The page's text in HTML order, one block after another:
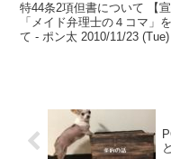
特44条2項但書について 【
「メイド弁理士の４コマ」
て - ポン太 2010/11/23